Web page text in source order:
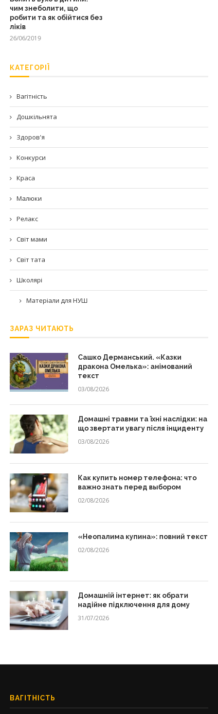
чим знеболити, що
робити та як обійтися без
ліків
26/06/2019
КАТЕГОРІЇ
Вагітність
Дошкільнята
Здоров'я
Конкурси
Краса
Малюки
Релакс
Світ мами
Світ тата
Школярі
Матеріали для НУШ
ЗАРАЗ ЧИТАЮТЬ
Сашко Дерманський. «Казки
дракона Омелька»: анімований
текст
03/08/2026
Домашні травми та їхні наслідки: на
що звертати увагу після інциденту
03/08/2026
Как купить номер телефона: что
важно знать перед выбором
02/08/2026
«Неопалима купина»: повний текст
02/08/2026
Домашній інтернет: як обрати
надійне підключення для дому
31/07/2026
ВАГІТНІСТЬ